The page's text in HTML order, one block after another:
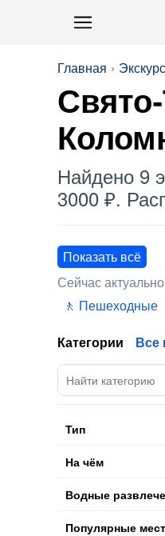
Главная
Найдено 9
3000 ₽.
Показать всё
Сейчас актуально
Пешеходные
Категории Все
Тип
На чём
Водные
Популярные